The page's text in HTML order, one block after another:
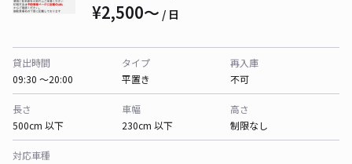
¥2,500〜 / 日
貸出時間
09:30 〜20:00
タイプ
平置き
再入庫
不可
長さ
500cm 以下
車幅
230cm 以下
高さ
制限なし
対応車種